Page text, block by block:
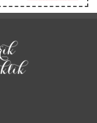
i mirisalo
bore, briše